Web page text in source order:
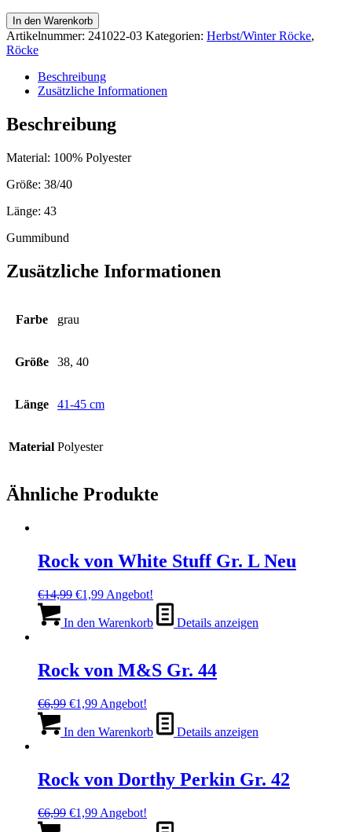
Rock
Gr.
38/40
In den Warenkorb
Artikelnummer: 241022-03 Kategorien: Herbst/Winter Röcke,
Röcke
Beschreibung
Zusätzliche Informationen
Beschreibung
Material: 100% Polyester
Größe: 38/40
Länge: 43
Gummibund
Zusätzliche Informationen
Farbe grau
Größe 38, 40
Länge 41-45 cm
Material Polyester
Ähnliche Produkte
Rock von White Stuff Gr. L Neu
€14,99 Ursprünglicher
war:
€1,99Aktueller
ist:
Angebot!
In den Warenkorb Details anzeigen
Rock von M&S Gr. 44
€6,99 Ursprünglicher
war:
€1,99Aktueller
ist:
Angebot!
In den Warenkorb Details anzeigen
Rock von Dorthy Perkin Gr. 42
€6,99 Ursprünglicher
€1,99Aktueller
Angebot!